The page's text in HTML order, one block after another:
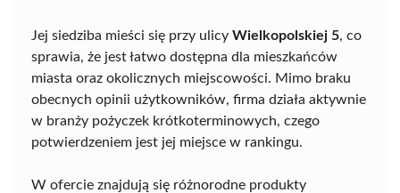
Jej siedziba mieści się przy ulicy Wielkopolskiej 5, co
sprawia, że jest łatwo dostępna dla mieszkańców
miasta oraz okolicznych miejscowości. Mimo braku
obecnych opinii użytkowników, firma działa aktywnie
w branży pożyczek krótkoterminowych, czego
potwierdzeniem jest jej miejsce w rankingu.
W ofercie znajdują się różnorodne produkty